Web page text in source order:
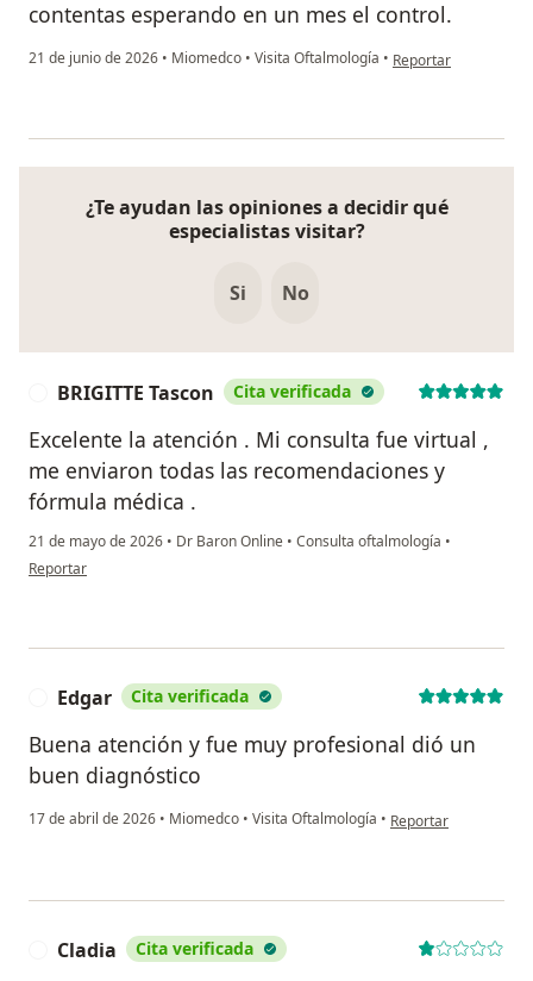
contentas esperando en un mes el control.
21 de junio de 2026 • Miomedco • Visita Oftalmología • en opinión del
Reportar
¿Te ayudan las opiniones a decidir qué
especialistas visitar?
Si No
BRIGITTE Tascon Cita verificada
Excelente la atención . Mi consulta fue virtual ,
me enviaron todas las recomendaciones y
fórmula médica .
21 de mayo de 2026 • Dr Baron Online • Consulta oftalmología •
en opinión del usuario BRIGITTE Tascon
Reportar
Edgar Cita verificada
Buena atención y fue muy profesional dió un
buen diagnóstico
17 de abril de 2026 • Miomedco • Visita Oftalmología • en opinión del
Reportar
Cladia Cita verificada